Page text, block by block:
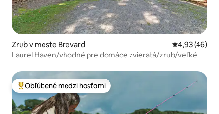
Zrub v meste Brevard Priemerné
4,93 (46)
Laurel Haven/vhodné pre domáce zvieratá/zrub/veľké
Najobľúbenejšie medzi hosťami
Obľúbené medzi hosťami